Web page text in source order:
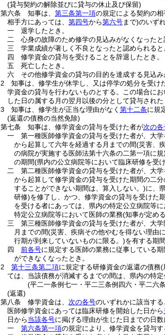
(貸与契約の解除並びに貸与の休止及び保留)
第六条
知事は、 第三条第一項の規定による契約の相
相手方にあっては、 第四号から第六号まで)のいず
一
退学したとき。
二
心身の故障のため修学の見込みがなくなったと
三
学業成績が著しく不良となったと認められると
四
修学資金の貸与を受けることを辞退したとき。
五
死亡したとき。
六
その他修学資金の貸与の目的を達成する見込
2
知事は、修学生が休学し、又は停学の処分を受
学資金の貸与を行わないものとする。
この場合に
した日の属する月の翌月以後の分として貸与された
3
知事は、修学生が正当な理由がなく 第十二条に規
(返還の債務の当然免除)
第七条
知事は、修学資金の貸与を受けた者が次の各
一
第一種医師修学資金の貸与を受けた者が、大
から起算して六年を経過する月までの間(災害、
の病院が実施する医師法第十六条の二第一項に
の期間(県内の公立病院等において臨床研修を受
二
第二種医師修学資金の貸与を受けた者が、大
から起算して修学資金の貸与を受けた期間の二
することができない期間は、算入しない。)に、
研修)を修了し、かつ、修学資金の貸与を受けた
を受ける者にあっては、県内の特定公立病院等
特定公立病院等において医師の業務(知事が定め
三
第三種医師修学資金の貸与を受けた者が、大
月までの間(災害、疾病その他やむを得ない理由
行期が到来していないものに限る。)を有する期
四
前各号に規定する医師の業務に従事している
ができなくなったとき。
2
第十三条第二項に規定する研修資金の返還の債務(
ては、当該債務が消滅するまでの間は、県内の特
(平二一条例七一・平二三条例四六・平二六
(返還)
第八条
修学資金は、 次の各号のいずれかに該当する
医師修学資金にあっては臨床研修を開始した日から
日から当該各号に掲げる理由が生じた日までの日
一
第六条第一項の規定により、修学資金を貸与す